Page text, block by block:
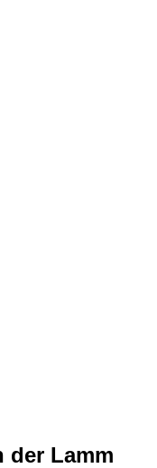
der Lamm